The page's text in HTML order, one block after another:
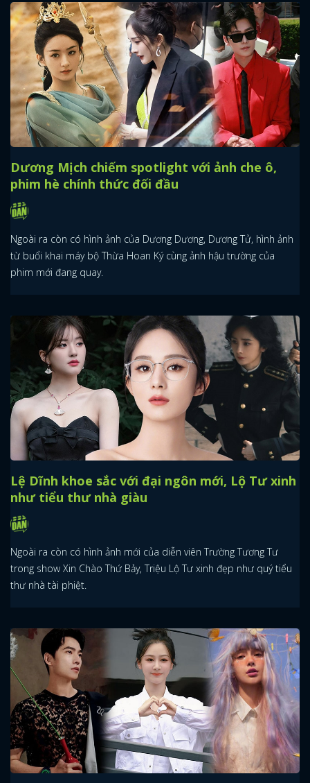
Dương Mịch chiếm spotlight với ảnh che ô,
phim hè chính thức đối đầu
Ngoài ra còn có hình ảnh của Dương Dương, Dương Tử, hình ảnh
từ buổi khai máy bộ Thừa Hoan Ký cùng ảnh hậu trường của
phim mới đang quay.
Lệ Dĩnh khoe sắc với đại ngôn mới, Lộ Tư xinh
như tiểu thư nhà giàu
Ngoài ra còn có hình ảnh mới của diễn viên Trường Tương Tư
trong show Xin Chào Thứ Bảy, Triệu Lộ Tư xinh đẹp như quý tiểu
thư nhà tài phiệt.